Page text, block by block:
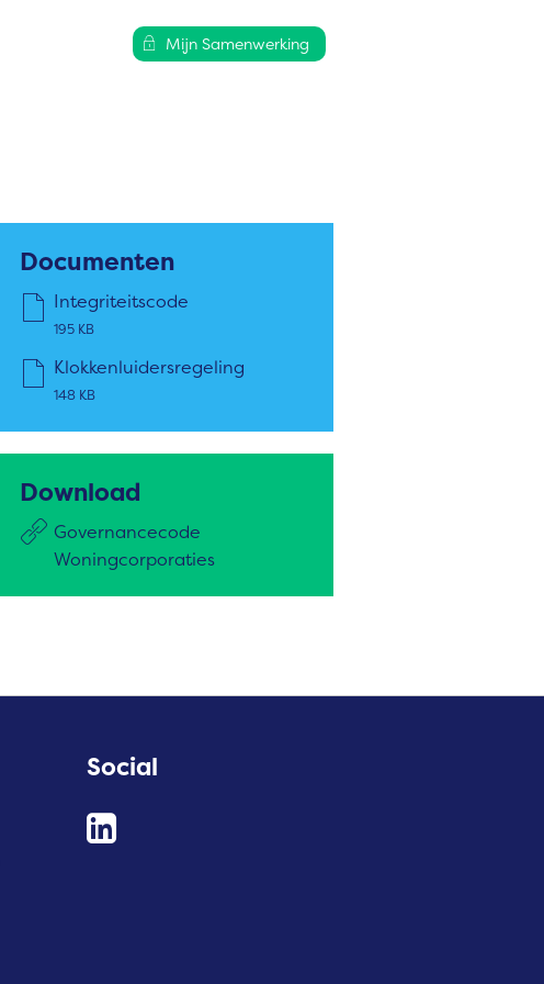
Mijn Samenwerking
Documenten
Integriteitscode
195 KB
Klokkenluidersregeling
148 KB
Download
Governancecode
Woningcorporaties
Social